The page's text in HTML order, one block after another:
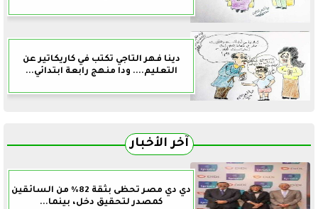
دينا فهر التاجي تكتب في كاريكاتير عن
التعليم.... ودا منهج رابعة ابتدائي...
آخر الأخبار
دي دي مصر تحظى بثقة 82% من السائقين
كمصدر لتحقيق دخل، بينما...